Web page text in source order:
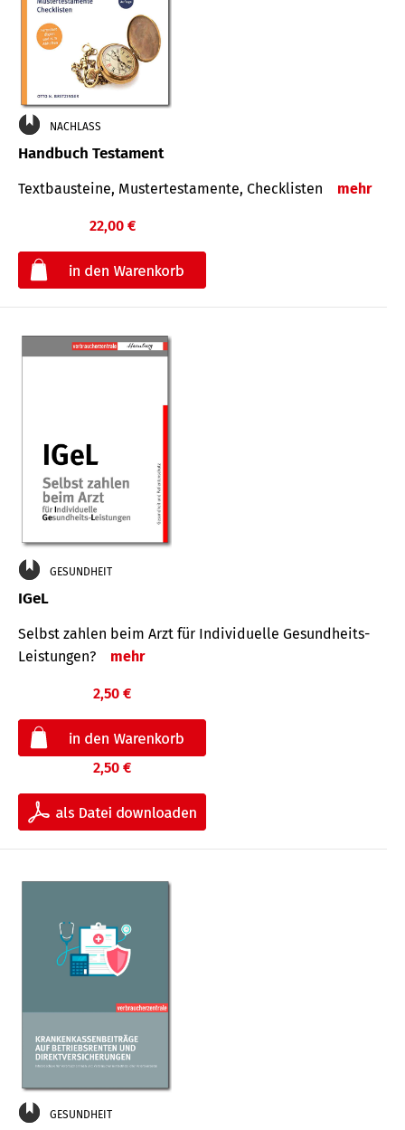
NACHLASS
Handbuch Testament
Textbausteine, Mustertestamente, Checklisten mehr
22,00 €
GESUNDHEIT
IGeL
Selbst zahlen beim Arzt für Indi­vidu­elle Gesund­heits-
Leis­tungen?
mehr
2,50 €
2,50 €
GESUNDHEIT